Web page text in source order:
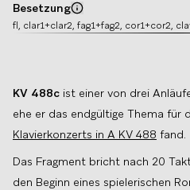
Besetzung
Info
fl, clar1+clar2, fag1+fag2, cor1+cor2,
KV 488c ist einer von drei
ehe er das endgültige Thema für
Klavierkonzerts in A KV 488 fand.
Das Fragment bricht nach 20
den Beginn eines spielerischen